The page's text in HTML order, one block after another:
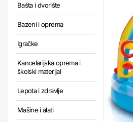
Bašta i dvorište
Bazeni i oprema
Igračke
Kancelarijska oprema i
školski materijal
Lepota i zdravlje
Mašine i alati